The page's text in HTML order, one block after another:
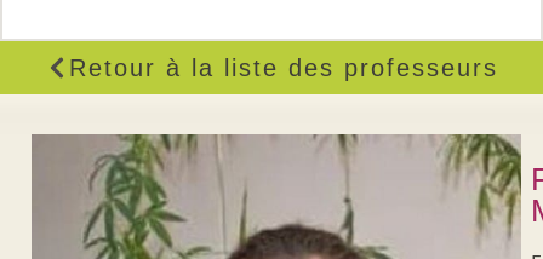
Retour à la liste des professeurs